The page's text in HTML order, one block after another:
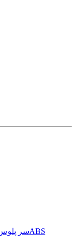
سر پلوس سمت چرخ ۲۱ خارABS